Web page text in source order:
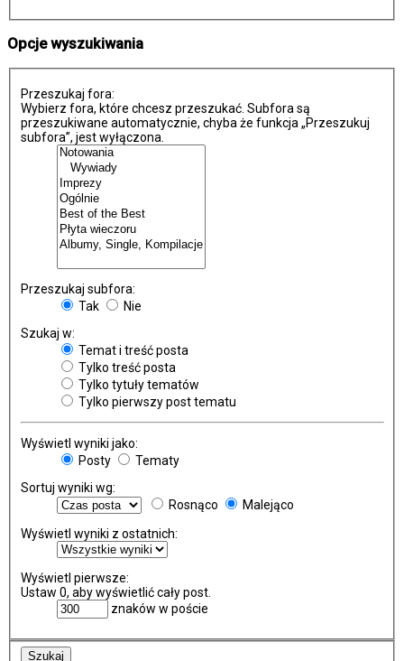
Opcje wyszukiwania
Przeszukaj fora:
Wybierz fora, które chcesz przeszukać. Subfora są
przeszukiwane automatycznie, chyba że funkcja „Przeszukuj
subfora”, jest wyłączona.
Przeszukaj subfora:
Tak
Nie
Szukaj w:
Temat i treść posta
Tylko treść posta
Tylko tytuły tematów
Tylko pierwszy post tematu
Wyświetl wyniki jako:
Posty
Tematy
Sortuj wyniki wg:
Rosnąco
Malejąco
Wyświetl wyniki z ostatnich:
Wyświetl pierwsze:
Ustaw 0, aby wyświetlić cały post.
znaków w poście